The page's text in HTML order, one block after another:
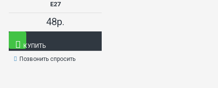
Е27
48р.
КУПИТЬ
Позвонить спросить